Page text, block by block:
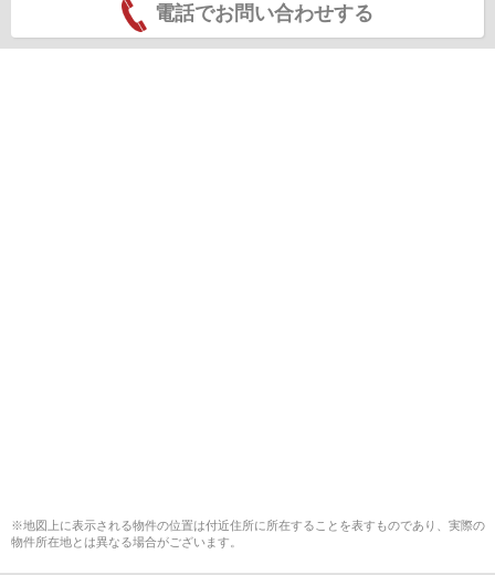
電話でお問い合わせする
※地図上に表示される物件の位置は付近住所に所在することを表すものであり、実際の
物件所在地とは異なる場合がございます。